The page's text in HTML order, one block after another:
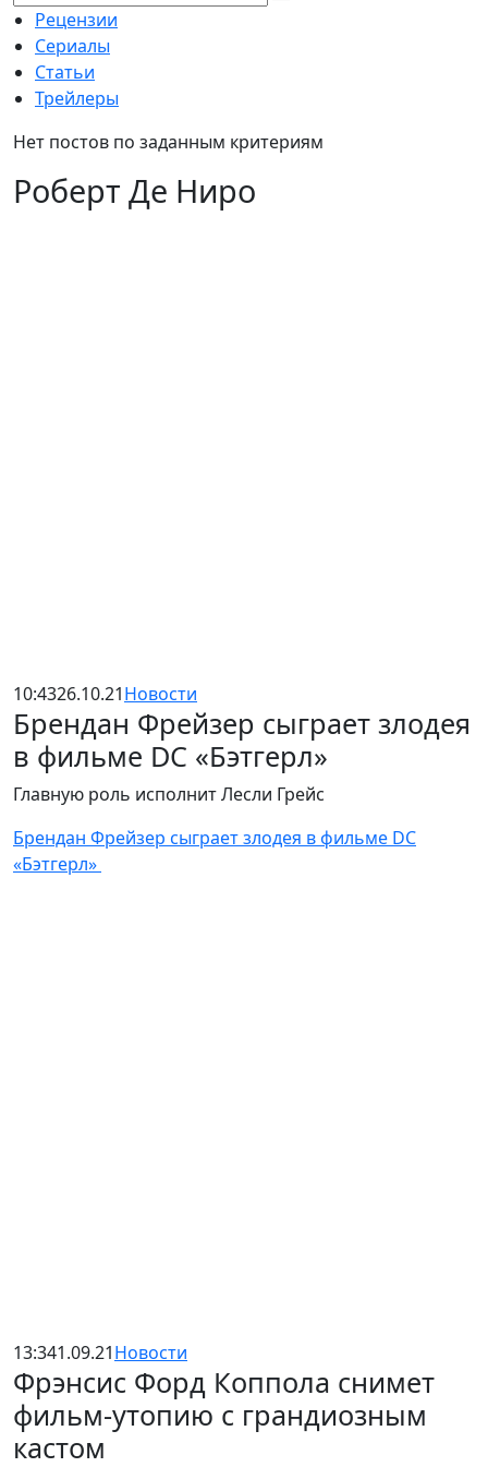
Рецензии
Сериалы
Статьи
Трейлеры
Нет постов по заданным критериям
Роберт Де Ниро
10:4326.10.21Новости
Брендан Фрейзер сыграет злодея
в фильме DC «Бэтгерл»
Главную роль исполнит Лесли Грейс
Брендан Фрейзер сыграет злодея в фильме DC
«Бэтгерл»
13:341.09.21Новости
Фрэнсис Форд Коппола снимет
фильм-утопию с грандиозным
кастом